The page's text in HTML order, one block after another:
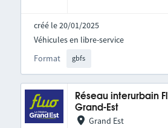
créé le 20/01/2025
Format gbfs
Véhicules en libre-service
Réseau interurbain
Grand-Est
Grand Est